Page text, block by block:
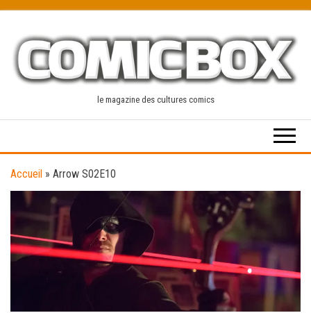
content
le magazine des cultures comics
Accueil » Arrow S02E10